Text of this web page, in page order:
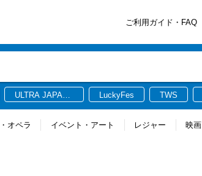
ご利用ガイド・FAQ
ULTRA JAPAN
LuckyFes TWS
オペラ イベント・アート レジャー 映画